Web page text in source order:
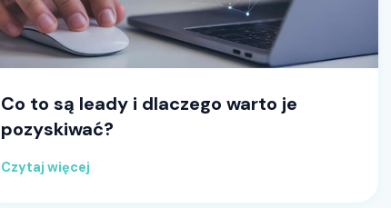
Co to są leady i dlaczego warto je
pozyskiwać?
Czytaj więcej